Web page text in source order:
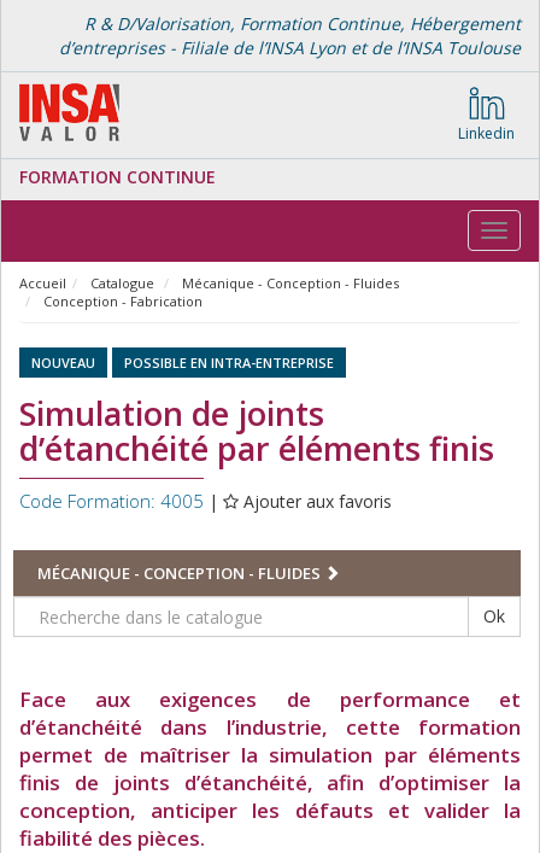
R & D/Valorisation, Formation Continue, Hébergement
d’entreprises - Filiale de l’INSA Lyon et de l’INSA Toulouse
Linkedin
FORMATION CONTINUE
Accueil Catalogue
Mécanique - Conception - Fluides
Conception - Fabrication
NOUVEAU POSSIBLE EN INTRA-ENTREPRISE
Simulation de joints
d’étanchéité par éléments finis
Code Formation: 4005 | Ajouter aux favoris
MÉCANIQUE - CONCEPTION - FLUIDES
Ok
Face aux exigences de performance et
d’étanchéité dans l’industrie, cette formation
permet de maîtriser la simulation par éléments
finis de joints d’étanchéité, afin d’optimiser la
conception, anticiper les défauts et valider la
fiabilité des pièces.